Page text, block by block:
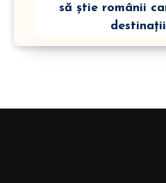
să știe românii